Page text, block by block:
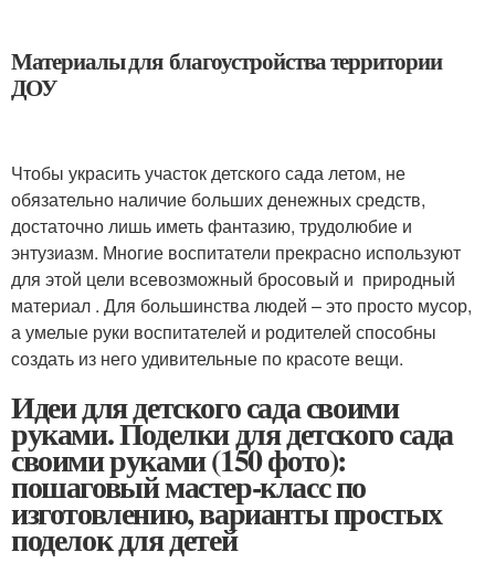
Материалы для благоустройства территории
ДОУ
Чтобы украсить участок детского сада летом, не
обязательно наличие больших денежных средств,
достаточно лишь иметь фантазию, трудолюбие и
энтузиазм. Многие воспитатели прекрасно используют
для этой цели всевозможный бросовый и природный
материал . Для большинства людей – это просто мусор,
а умелые руки воспитателей и родителей способны
создать из него удивительные по красоте вещи.
Идеи для детского сада своими
руками. Поделки для детского сада
своими руками (150 фото):
пошаговый мастер-класс по
изготовлению, варианты простых
поделок для детей